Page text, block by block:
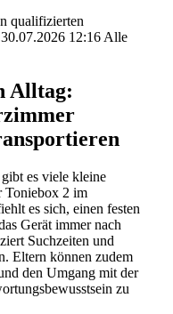
qualifizierten
12:16 Alle
Alltag:
es viele kleine
Toniebox 2 im
es sich, einen festen
Gerät immer nach
Suchzeiten und
Eltern können zudem
den Umgang mit der
zu